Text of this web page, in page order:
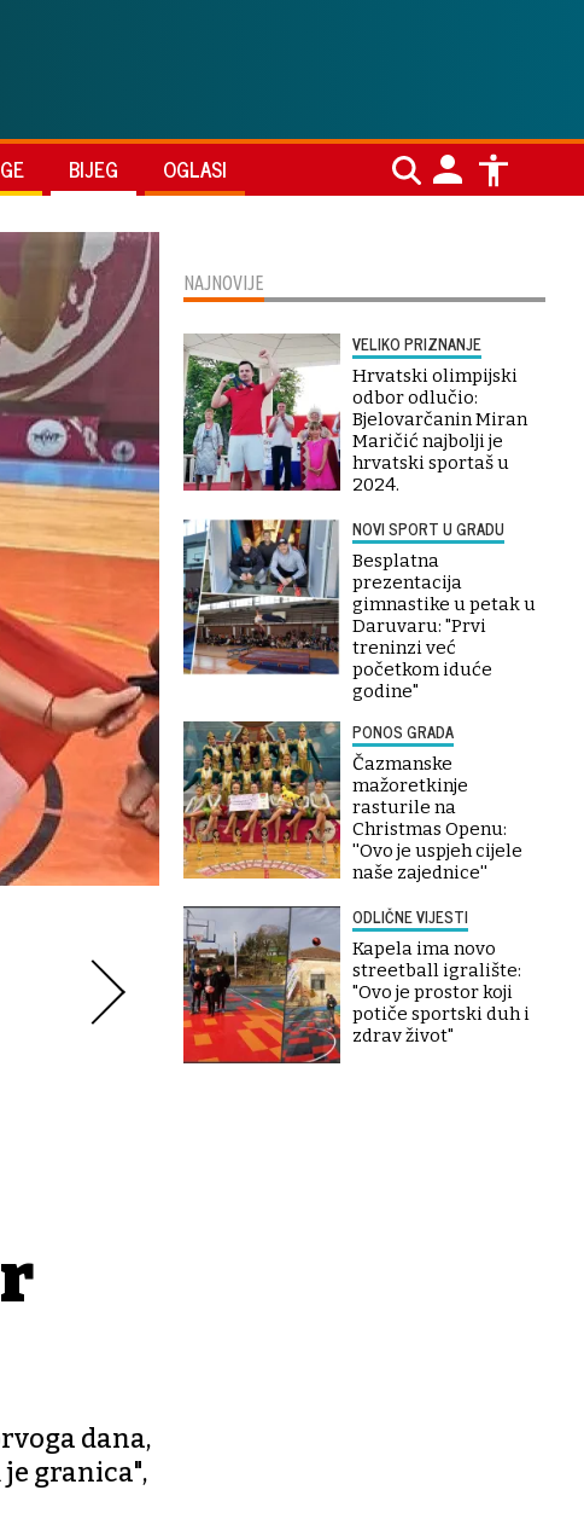
BIJEG OGLASI
dana,
je granica",
NAJNOVIJE
VELIKO PRIZNANJE
Hrvatski olimpijski
odbor odlučio:
Bjelovarčanin Miran
Maričić najbolji je
hrvatski sportaš u
2024.
NOVI SPORT U GRADU
Besplatna
prezentacija
gimnastike u petak u
Daruvaru: "Prvi
treninzi već
početkom iduće
godine"
PONOS GRADA
Čazmanske
mažoretkinje
rasturile na
Christmas Openu:
''Ovo je uspjeh cijele
naše zajednice''
ODLIČNE VIJESTI
Kapela ima novo
streetball igralište:
"Ovo je prostor koji
potiče sportski duh i
zdrav život"